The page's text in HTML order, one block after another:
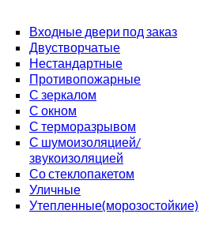
Входные двери под заказ
Двустворчатые
Нестандартные
Противопожарные
С зеркалом
С окном
С терморазрывом
С шумоизоляцией/
звукоизоляцией
Со стеклопакетом
Уличные
Утепленные(морозостойкие)